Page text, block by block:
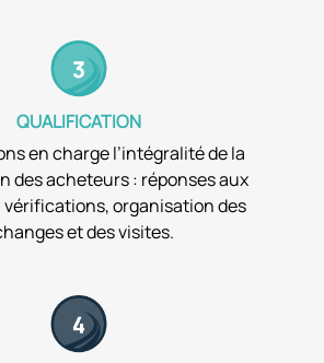
QUALIFICATION
en charge l’intégralité de la
des acheteurs : réponses aux
vérifications, organisation des
et des visites.